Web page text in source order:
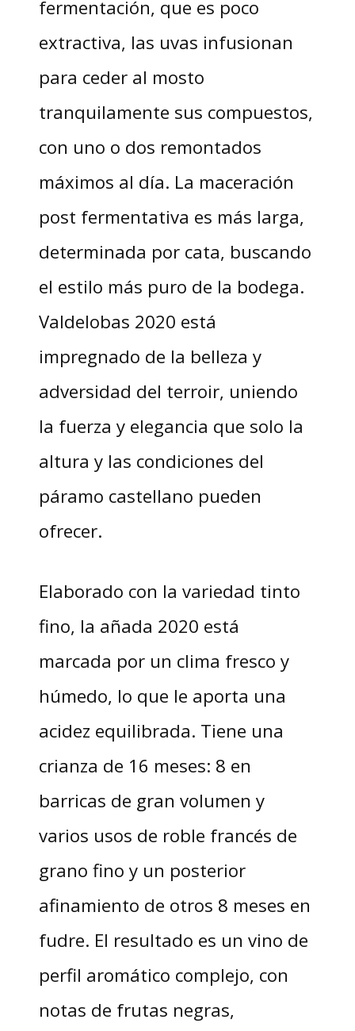
fermentación, que es poco
extractiva, las uvas infusionan
para ceder al mosto
tranquilamente sus compuestos,
con uno o dos remontados
máximos al día. La maceración
post fermentativa es más larga,
determinada por cata, buscando
el estilo más puro de la bodega.
Valdelobas 2020 está
impregnado de la belleza y
adversidad del terroir, uniendo
la fuerza y elegancia que solo la
altura y las condiciones del
páramo castellano pueden
ofrecer.
Elaborado con la variedad tinto
fino, la añada 2020 está
marcada por un clima fresco y
húmedo, lo que le aporta una
acidez equilibrada. Tiene una
crianza de 16 meses: 8 en
barricas de gran volumen y
varios usos de roble francés de
grano fino y un posterior
afinamiento de otros 8 meses en
fudre. El resultado es un vino de
perfil aromático complejo, con
notas de frutas negras,